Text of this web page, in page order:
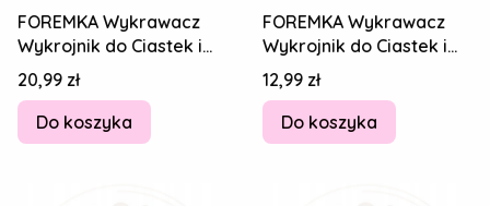
FOREMKA Wykrawacz
Wykrojnik do Ciastek i
Pierników DINOZAUR
Stegozaur 14cm
Cena
20,99 zł
Do koszyka
FOREMKA Wykrawacz
Wykrojnik do Ciastek i
Pierników DINOZAUR
Stegozaur 14cm
Cena
12,99 zł
Do koszyka